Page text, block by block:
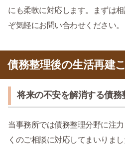
にも柔軟に対応します。まずは
ぞ気軽にお問い合わせください。
債務整理後の生活再建
将来の不安を解消する債
当事務所では債務整理分野に注
くのご相談に対応してまいりま